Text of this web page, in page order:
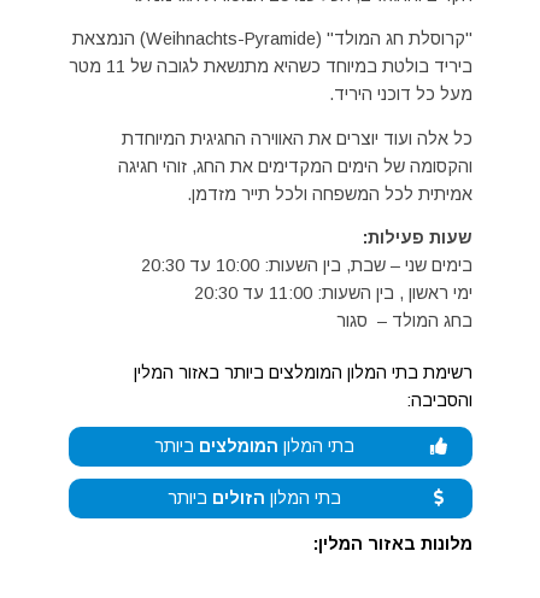
"קרוסלת חג המולד" (Weihnachts-Pyramide) הנמצאת
ביריד בולטת במיוחד כשהיא מתנשאת לגובה של 11 מטר
מעל כל דוכני היריד.
כל אלה ועוד יוצרים את האווירה החגיגית המיוחדת
והקסומה של הימים המקדימים את החג, זוהי חגיגה
אמיתית לכל המשפחה ולכל תייר מזדמן.
שעות פעילות:
בימים שני – שבת, בין השעות: 10:00 עד 20:30
ימי ראשון , בין השעות: 11:00 עד 20:30
בחג המולד – סגור
רשימת בתי המלון המומלצים ביותר באזור המלין
והסביבה:
בתי המלון המומלצים ביותר
בתי המלון הזולים ביותר
מלונות באזור המלין: